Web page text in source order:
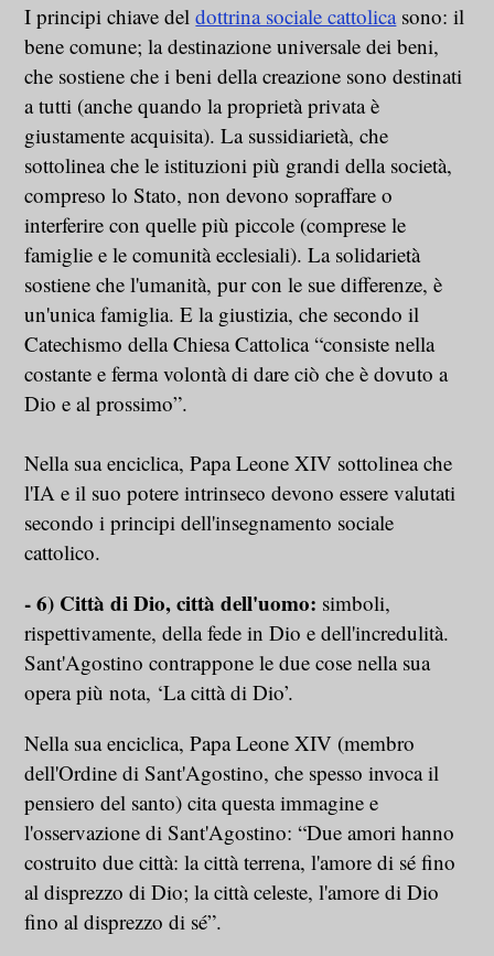
I principi chiave deldottrina sociale cattolicasono: il
bene comune; la destinazione universale dei beni,
che sostiene che i beni della creazione sono destinati
a tutti (anche quando la proprietà privata è
giustamente acquisita). La sussidiarietà, che
sottolinea che le istituzioni più grandi della società,
compreso lo Stato, non devono sopraffare o
interferire con quelle più piccole (comprese le
famiglie e le comunità ecclesiali). La solidarietà
sostiene che l'umanità, pur con le sue differenze, è
un'unica famiglia. E la giustizia, che secondo il
Catechismo della Chiesa Cattolica “consiste nella
costante e ferma volontà di dare ciò che è dovuto a
Dio e al prossimo”.
Nella sua enciclica, Papa Leone XIV sottolinea che
l'IA e il suo potere intrinseco devono essere valutati
secondo i principi dell'insegnamento sociale
cattolico.
- 6) Città di Dio, città dell'uomo: simboli,
rispettivamente, della fede in Dio e dell'incredulità.
Sant'Agostino contrappone le due cose nella sua
opera più nota, ‘La città di Dio’.
Nella sua enciclica, Papa Leone XIV (membro
dell'Ordine di Sant'Agostino, che spesso invoca il
pensiero del santo) cita questa immagine e
l'osservazione di Sant'Agostino: “Due amori hanno
costruito due città: la città terrena, l'amore di sé fino
al disprezzo di Dio; la città celeste, l'amore di Dio
fino al disprezzo di sé”.